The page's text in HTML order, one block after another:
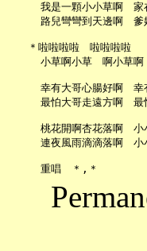
我是一顆小小草啊　家
路兒彎彎到天邊啊　爹
   ＊啦啦啦啦　啦啦啦啦
     小草啊小草　啊小草啊
幸有大哥心腸好啊　幸
最怕大哥走遠方啊　最
桃花開啊杏花落啊　小
連夜風雨滴滴落啊　小